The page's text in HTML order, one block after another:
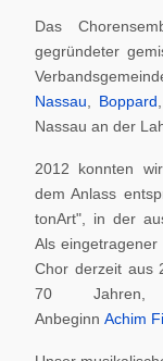
Das
gegründeter
Nassau
Boppard
Nassau an der
2012 konnten
dem Anlass
tonArt", in der
Als
Chor derzeit aus
70
Anbeginn Achim